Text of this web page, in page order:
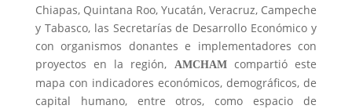
Chiapas, Quintana Roo, Yucatán, Veracruz, Campeche
y Tabasco, las Secretarías de Desarrollo Económico y
con organismos donantes e implementadores con
proyectos en la región,
AMCHAMcompartió este
mapa con indicadores económicos, demográficos, de
capital humano, entre otros, como espacio de